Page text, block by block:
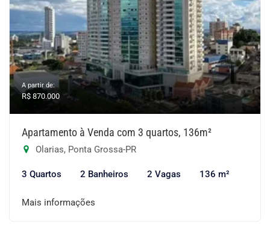
A partir de:
R$ 870.000
Apartamento à Venda com 3 quartos, 136m²
Olarias, Ponta Grossa-PR
3 Quartos 2 Banheiros 2 Vagas 136 m²
Mais informações